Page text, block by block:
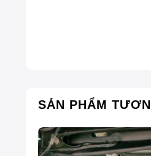
SẢN PHẨM